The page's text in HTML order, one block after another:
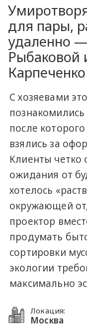
для пары,
удаленно
Карпеченко
С хозяевами
после
взялись за
Клиенты четко
ожидания от
хотелось
окружающей
проектор
продумать
сортировки
экологии
максимально
Локация:
Москва